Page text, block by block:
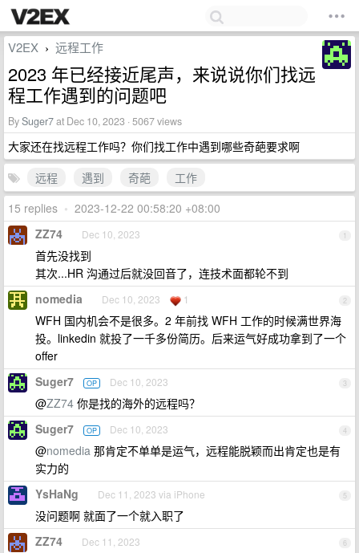
V2EX › 远程工作
2023 年已经接近尾声，来说说你们找远
程工作遇到的问题吧
BySuger7at Dec 10, 2023 · 5067 views
大家还在找远程工作吗？你们找工作中遇到哪些奇葩要求啊
远程
遇到 奇葩
工作
15 replies • 2023-12-22 00:58:20 +08:00
1
ZZ74 Dec 10, 2023
首先没找到
其次...HR 沟通过后就没回音了，连技术面都轮不到
2
nomedia Dec 10, 2023 1
WFH 国内机会不是很多。2 年前找 WFH 工作的时候满世界海
投。linkedin 就投了一千多份简历。后来运气好成功拿到了一个
offer
3
Suger7 OP Dec 10, 2023
@ZZ74 你是找的海外的远程吗？
4
Suger7 OP Dec 10, 2023
@nomedia 那肯定不单单是运气，远程能脱颖而出肯定也是有
实力的
5
YsHaNg Dec 11, 2023 via iPhone
没问题啊 就面了一个就入职了
6
ZZ74 Dec 11, 2023